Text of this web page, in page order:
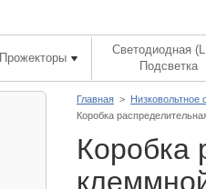
Прожекторы
Светодиодная
Подсветка
Главная > Низковольтное
Коробка
Коробка